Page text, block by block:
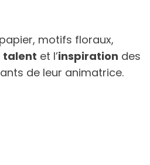
motifs floraux,
talent et l’inspiration des
de leur animatrice.